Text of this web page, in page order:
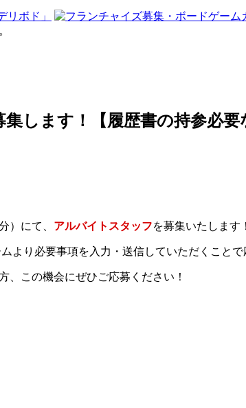
します！【履歴書の持参必要
）にて、 アルバイトスタッフを募集いたします
より必要事項を入力・送信していただくこと
、この機会にぜひご応募ください！